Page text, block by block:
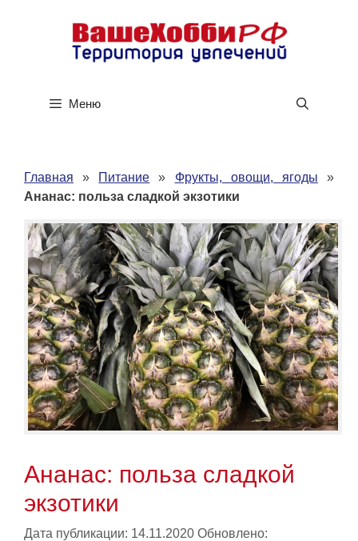
содержимому
Меню
Главная » Питание » Фрукты, овощи, ягоды »
Ананас: польза сладкой экзотики
Ананас: польза сладкой
экзотики
Дата публикации: 14.11.2020 Обновлено: